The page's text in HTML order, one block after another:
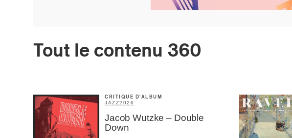
Tout le contenu 360
CRITIQUE D'ALBUM
JAZZ2026
Jacob Wutzke – Double
Down
Type d'abonné
Amateur-e /Fan
Contributeur-trice
Fournisseur